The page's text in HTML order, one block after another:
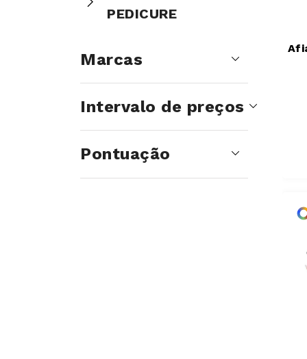
PEDICURE
Marcas
Intervalo de preços
Pontuação